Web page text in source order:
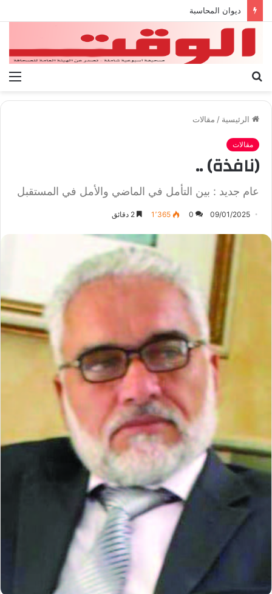
بيان الإتحاد الوطنى العام لعمال ليبيا
الرئيسية / مقالات
مقالات
(نافذة) ..
عام جديد : بين التأمل في الماضي والأمل في المستقبل
09/01/2025
0 1٬365